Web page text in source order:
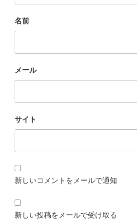
名前
メール
サイト
新しいコメントをメールで通知
新しい投稿をメールで受け取る